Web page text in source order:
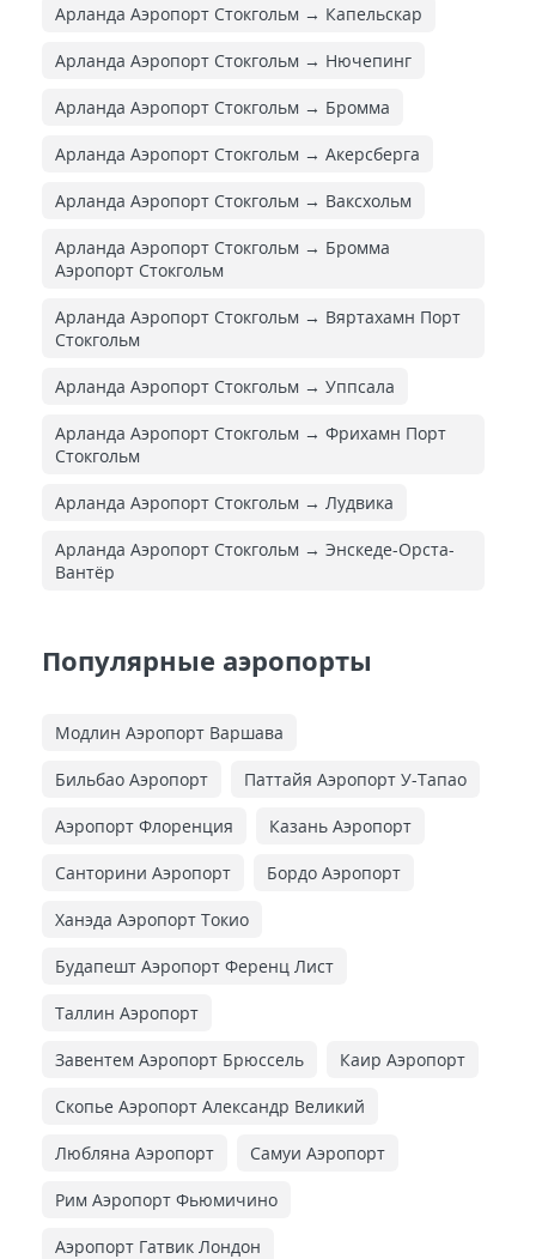
Арланда Аэропорт Стокгольм → Капельскар
Арланда Аэропорт Стокгольм → Нючепинг
Арланда Аэропорт Стокгольм → Бромма
Арланда Аэропорт Стокгольм → Акерсберга
Арланда Аэропорт Стокгольм → Ваксхольм
Арланда Аэропорт Стокгольм → Бромма
Аэропорт Стокгольм
Арланда Аэропорт Стокгольм → Вяртахамн Порт
Стокгольм
Арланда Аэропорт Стокгольм → Уппсала
Арланда Аэропорт Стокгольм → Фрихамн Порт
Стокгольм
Арланда Аэропорт Стокгольм → Лудвика
Арланда Аэропорт Стокгольм → Энскеде-Орста-
Вантёр
Популярные аэропорты
Модлин Аэропорт Варшава
Бильбао Аэропорт Паттайя Аэропорт У-Тапао
Аэропорт Флоренция Казань Аэропорт
Санторини Аэропорт Бордо Аэропорт
Ханэда Аэропорт Токио
Будапешт Аэропорт Ференц Лист
Таллин Аэропорт
Завентем Аэропорт Брюссель Каир Аэропорт
Скопье Аэропорт Александр Великий
Любляна Аэропорт Самуи Аэропорт
Рим Аэропорт Фьюмичино
Аэропорт Гатвик Лондон